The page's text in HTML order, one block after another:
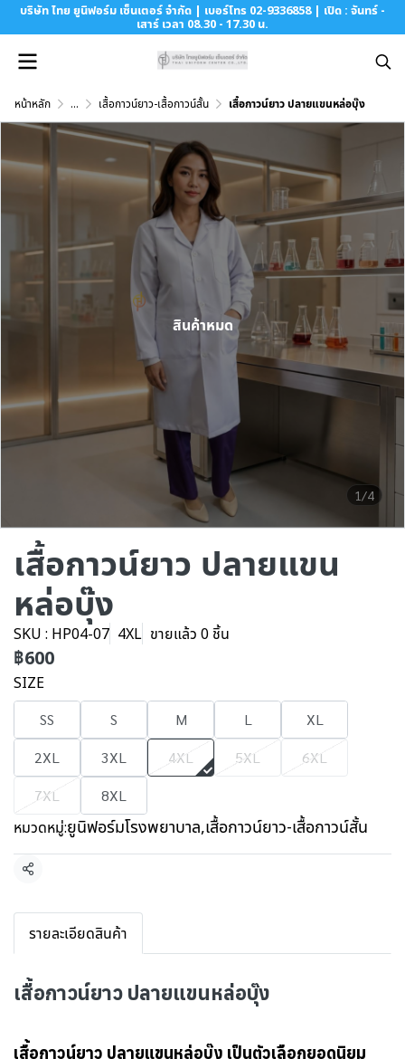
บริษัท ไทย ยูนิฟอร์ม เซ็นเตอร์ จำกัด | เบอร์โทร 02-9336858 | เปิด : จันทร์ -
เสาร์ เวลา 08.30 - 17.30 น.
หน้าหลัก ... เสื้อกาวน์ยาว-เสื้อกาวน์สั้น เสื้อกาวน์ยาว ปลายแขนหล่อบุ๊ง
1/4
สินค้าหมด
เสื้อกาวน์ยาว ปลายแขน
หล่อบุ๊ง
SKU : HP04-07 4XL ขายแล้ว 0 ชิ้น
฿600
SIZE
SS S M L
XL
2XL
3XL 4XL 5XL
6XL
7XL
8XL
หมวดหมู่:ยูนิฟอร์มโรงพยาบาล,เสื้อกาวน์ยาว-เสื้อกาวน์สั้น
แชร์
รายละเอียดสินค้า
เสื้อกาวน์ยาว ปลายแขนหล่อบุ๊ง
เสื้อกาวน์ยาว ปลายแขนหล่อบุ๊ง เป็นตัวเลือกยอดนิยม